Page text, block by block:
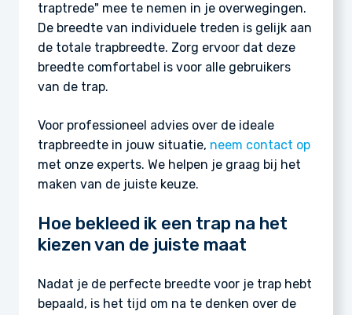
traptrede" mee te nemen in je overwegingen.
De breedte van individuele treden is gelijk aan
de totale trapbreedte. Zorg ervoor dat deze
breedte comfortabel is voor alle gebruikers
van de trap.
Voor professioneel advies over de ideale
trapbreedte in jouw situatie, neem contact op
met onze experts. We helpen je graag bij het
maken van de juiste keuze.
Hoe bekleed ik een trap na het
kiezen van de juiste maat
Nadat je de perfecte breedte voor je trap hebt
bepaald, is het tijd om na te denken over de